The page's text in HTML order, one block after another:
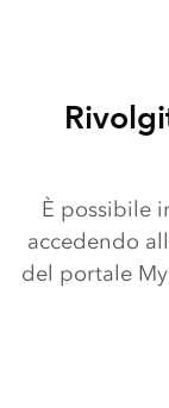
È possibile
accedendo
del portale